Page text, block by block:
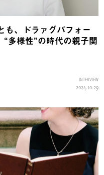
も、ドラァグパフォー
多様性”の時代の親子関
INTERVIEW
2024.10.29